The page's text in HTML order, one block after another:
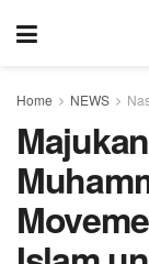
Home NEWS